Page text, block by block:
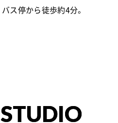
バス停から徒歩約4分。
STUDIO